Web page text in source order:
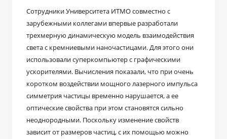
Сотрудники Университета ИТМО совместно с
зарубежными коллегами впервые разработали
трехмерную динамическую модель взаимодействия
света с кремниевыми наночастицами. Для этого они
использовали суперкомпьютер с графическими
ускорителями. Вычисления показали, что при очень
коротком воздействии мощного лазерного импульса
симметрия частицы временно нарушается, а ее
оптические свойства при этом становятся сильно
неоднородными. Поскольку изменение свойств
зависит от размеров частиц, с их помощью можно